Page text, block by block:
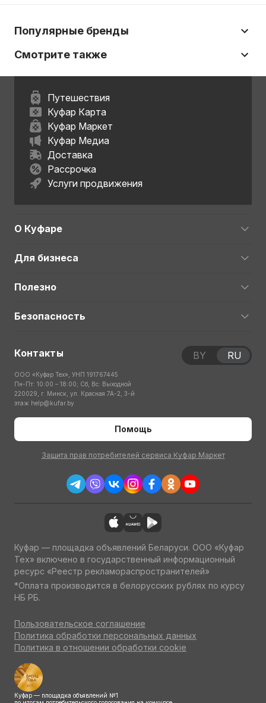
Популярные бренды
Смотрите также
Путешествия
Куфар Карта
Куфар Маркет
Куфар Медиа
Доставка
Рассрочка
Услуги продвижения
О Куфаре
Для бизнеса
Полезно
Безопасность
Контакты
ООО «Куфар Тех», УНП 191767445
Пн-Пт: 10:00 – 18:00; Сб, Вс: Выходной
220029, г. Минск, ул. Красная 7А-2, 3-й
этаж help@kufar.by
Помощь
Защита прав потребителей сервиса Куфар Маркет
BY RU
Куфар — площадка объявлений Беларуси. ООО «Куфар
Тех» включено в государственный информационный
ресурс «Реестр рекламораспространителей»
*Оплата производится в белорусских рублях по курсу
НБ РБ.
Пользовательское соглашение
Политика обработки персональных данных
Политика в отношении обработки cookie
Куфар — площадка объявлений №1